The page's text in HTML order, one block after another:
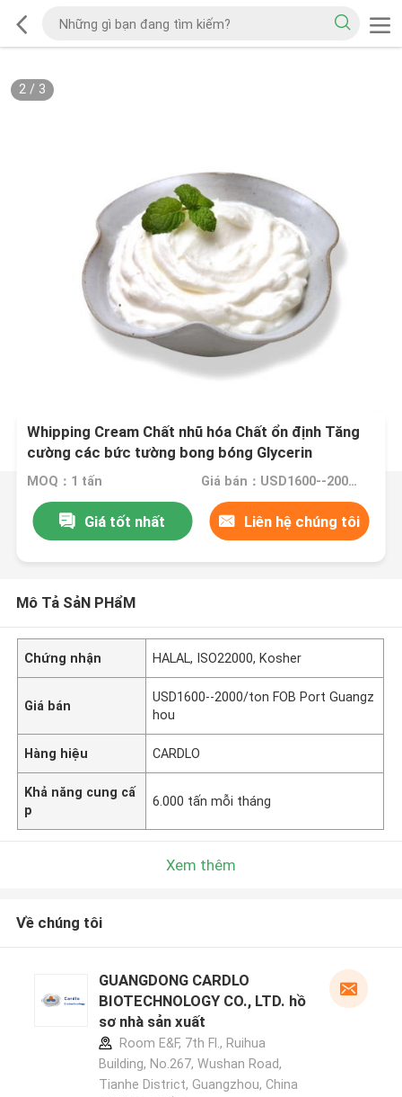
2/ 3
Whipping Cream Chất nhũ hóa Chất ổn định Tăng
cường các bức tường bong bóng Glycerin
monostearate
MOQ：1 tấn Giá bán：USD1600--2000/ton FOB Port Guangzhou
Giá tốt nhất Liên hệ chúng tôi
Mô Tả SảN PHẩM
Chứng nhận HALAL, ISO22000, Kosher
Giá bán
USD1600--2000/ton FOB Port Guangz
hou
Hàng hiệu CARDLO
Khả năng cung cấ
p
6.000 tấn mỗi tháng
Xem thêm
Về chúng tôi
GUANGDONG CARDLO
BIOTECHNOLOGY CO., LTD. hồ
sơ nhà sản xuất
Room E&F, 7th Fl., Ruihua
Building, No.267, Wushan Road,
Tianhe District, Guangzhou, China